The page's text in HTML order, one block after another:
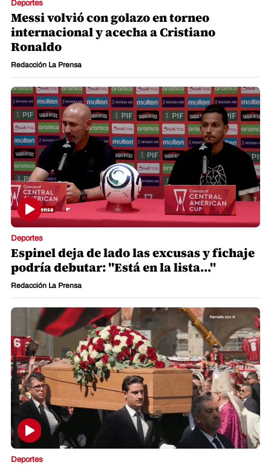
Deportes
Messi volvió con golazo en torneo
internacional y acecha a Cristiano
Ronaldo
Redacción La Prensa
Deportes
Espinel deja de lado las excusas y fichaje
podría debutar: "Está en la lista..."
Redacción La Prensa
Deportes